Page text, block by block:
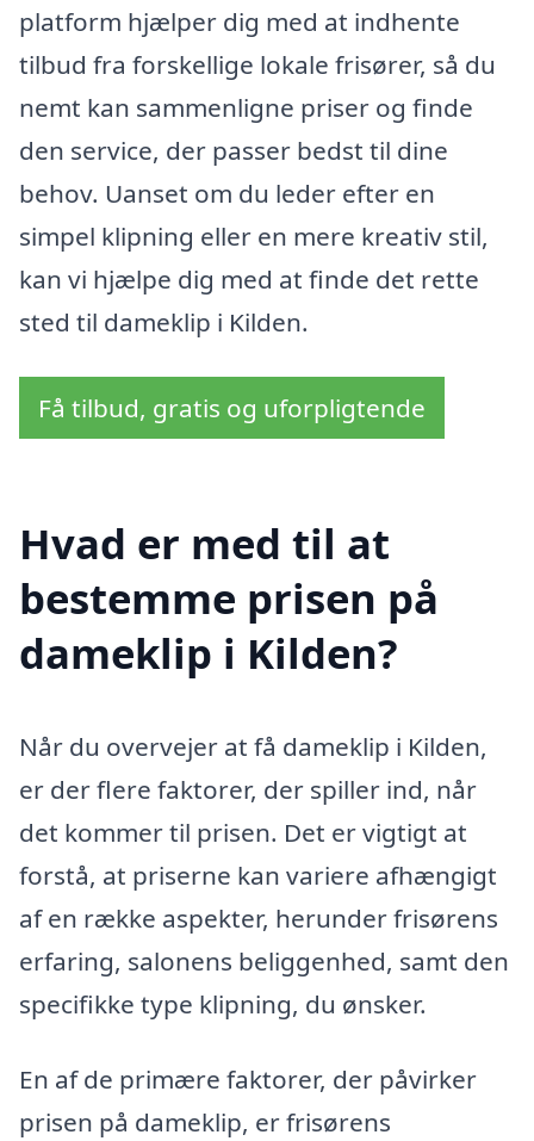
platform hjælper dig med at indhente
tilbud fra forskellige lokale frisører, så du
nemt kan sammenligne priser og finde
den service, der passer bedst til dine
behov. Uanset om du leder efter en
simpel klipning eller en mere kreativ stil,
kan vi hjælpe dig med at finde det rette
sted til dameklip i Kilden.
Få tilbud, gratis og uforpligtende
Hvad er med til at
bestemme prisen på
dameklip i Kilden?
Når du overvejer at få dameklip i Kilden,
er der flere faktorer, der spiller ind, når
det kommer til prisen. Det er vigtigt at
forstå, at priserne kan variere afhængigt
af en række aspekter, herunder frisørens
erfaring, salonens beliggenhed, samt den
specifikke type klipning, du ønsker.
En af de primære faktorer, der påvirker
prisen på dameklip, er frisørens